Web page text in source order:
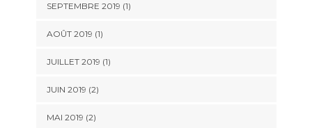
SEPTEMBRE 2019 (1)
AOÛT 2019 (1)
JUILLET 2019 (1)
JUIN 2019 (2)
MAI 2019 (2)